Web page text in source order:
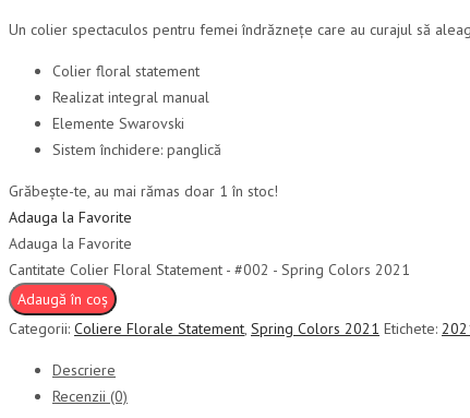
Un colier spectaculos pentru femei îndrăznețe care au curajul să
Colier floral statement
Realizat integral manual
Elemente Swarovski
Sistem închidere: panglică
Grăbește-te, au mai rămas doar 1 în stoc!
Adauga la Favorite
Adauga la Favorite
Cantitate Colier Floral Statement - #002 - Spring Colors 2021
Adaugă în coș
Categorii: Coliere Florale Statement, Spring Colors 2021 Etichete:
Descriere
Recenzii (0)